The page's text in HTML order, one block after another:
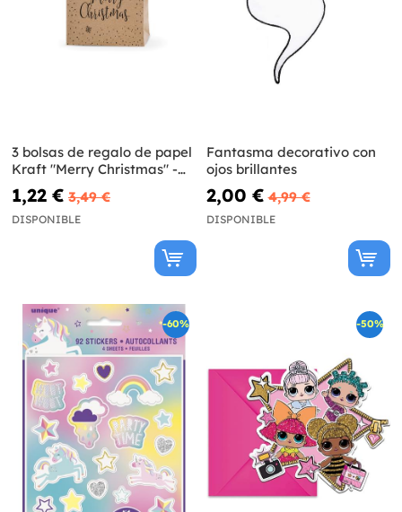
3 bolsas de regalo de papel
Kraft "Merry Christmas" -
Merry Xmas Collection
1,22 € 3,49 €
DISPONIBLE
Fantasma decorativo con
ojos brillantes
2,00 € 4,99 €
DISPONIBLE
-60% -50%